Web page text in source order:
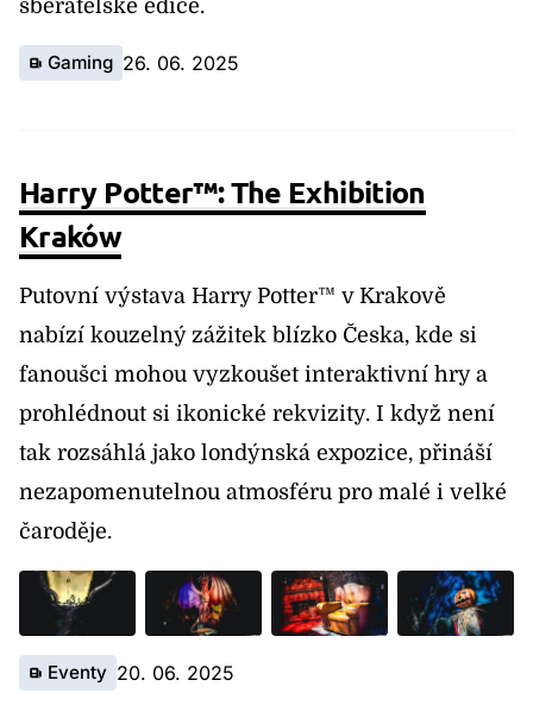
sběratelské edice.
Gaming 26. 06. 2025
Harry Potter™: The Exhibition
Kraków
Putovní výstava Harry Potter™ v Krakově
nabízí kouzelný zážitek blízko Česka, kde si
fanoušci mohou vyzkoušet interaktivní hry a
prohlédnout si ikonické rekvizity. I když není
tak rozsáhlá jako londýnská expozice, přináší
nezapomenutelnou atmosféru pro malé i velké
čaroděje.
Eventy 20. 06. 2025